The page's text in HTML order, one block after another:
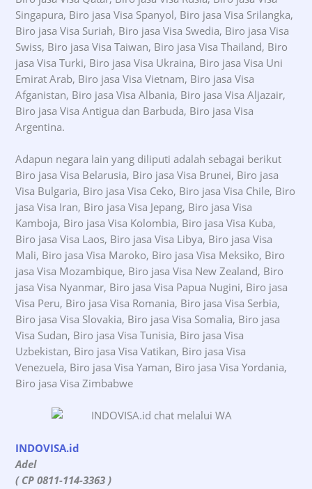
Singapura, Biro jasa Visa Spanyol, Biro jasa Visa Srilangka,
Biro jasa Visa Suriah, Biro jasa Visa Swedia, Biro jasa Visa
Swiss, Biro jasa Visa Taiwan, Biro jasa Visa Thailand, Biro
jasa Visa Turki, Biro jasa Visa Ukraina, Biro jasa Visa Uni
Emirat Arab, Biro jasa Visa Vietnam, Biro jasa Visa
Afganistan, Biro jasa Visa Albania, Biro jasa Visa Aljazair,
Biro jasa Visa Antigua dan Barbuda, Biro jasa Visa
Argentina.
Adapun negara lain yang diliputi adalah sebagai berikut
Biro jasa Visa Belarusia, Biro jasa Visa Brunei, Biro jasa
Visa Bulgaria, Biro jasa Visa Ceko, Biro jasa Visa Chile, Biro
jasa Visa Iran, Biro jasa Visa Jepang, Biro jasa Visa
Kamboja, Biro jasa Visa Kolombia, Biro jasa Visa Kuba,
Biro jasa Visa Laos, Biro jasa Visa Libya, Biro jasa Visa
Mali, Biro jasa Visa Maroko, Biro jasa Visa Meksiko, Biro
jasa Visa Mozambique, Biro jasa Visa New Zealand, Biro
jasa Visa Nyanmar, Biro jasa Visa Papua Nugini, Biro jasa
Visa Peru, Biro jasa Visa Romania, Biro jasa Visa Serbia,
Biro jasa Visa Slovakia, Biro jasa Visa Somalia, Biro jasa
Visa Sudan, Biro jasa Visa Tunisia, Biro jasa Visa
Uzbekistan, Biro jasa Visa Vatikan, Biro jasa Visa
Venezuela, Biro jasa Visa Yaman, Biro jasa Visa Yordania,
Biro jasa Visa Zimbabwe
INDOVISA.id
Adel
( CP 0811-114-3363 )